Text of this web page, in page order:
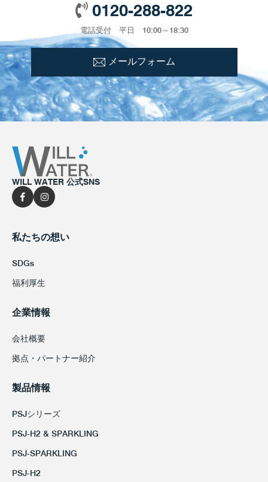
0120-288-822
電話受付 平日 10:00～18:30
メールフォーム
WILL WATER 公式SNS
私たちの想い
SDGs
福利厚生
企業情報
会社概要
拠点・パートナー紹介
製品情報
PSJシリーズ
PSJ-H2 & SPARKLING
PSJ-SPARKLING
PSJ-H2